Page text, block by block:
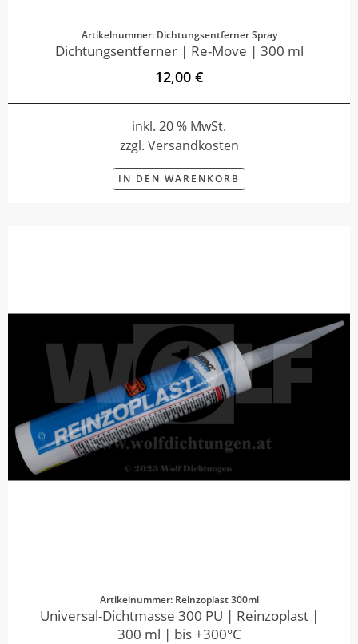
Artikelnummer: Dichtungsentferner Spray
Dichtungsentferner | Re-Move | 300 ml
12,00 €
inkl. 20 % MwSt.
zzgl. Versandkosten
IN DEN WARENKORB
Artikelnummer: Reinzoplast 300ml
Universal-Dichtmasse 300 PU | Reinzoplast |
300 ml | bis +300°C